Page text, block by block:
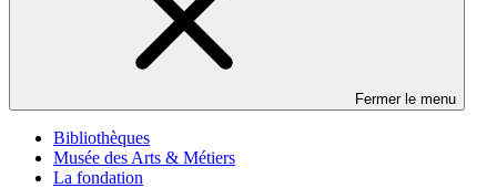
Fermer le menu
Bibliothèques
Musée des Arts & Métiers
La fondation